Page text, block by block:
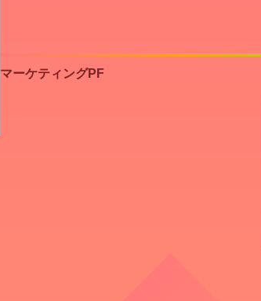
マーケティングPF